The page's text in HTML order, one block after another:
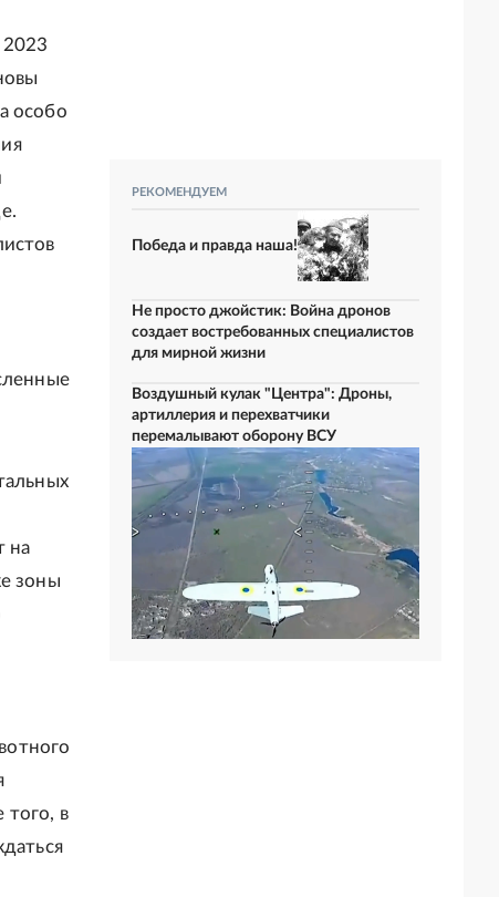
2023
особо
на
зоны
того, в
РЕКОМЕНДУЕМ
Победа и правда наша!
Не просто джойстик: Война дронов
создает востребованных специалистов
для мирной жизни
Воздушный кулак "Центра": Дроны,
артиллерия и перехватчики
перемалывают оборону ВСУ